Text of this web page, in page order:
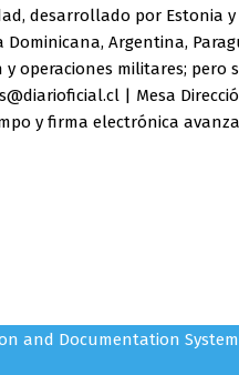
desarrollado por
Argentina,
militares; pero
| Mesa
y firma electrónica